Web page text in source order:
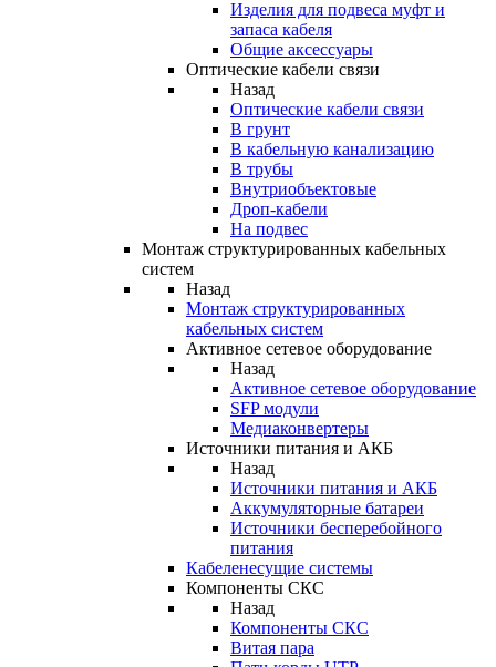
Изделия для подвеса муфт и
запаса кабеля
Общие аксессуары
Оптические кабели связи
Назад
Оптические кабели связи
В грунт
В кабельную канализацию
В трубы
Внутриобъектовые
Дроп-кабели
На подвес
Монтаж структурированных кабельных
систем
Назад
Монтаж структурированных
кабельных систем
Активное сетевое оборудование
Назад
Активное сетевое оборудование
SFP модули
Медиаконвертеры
Источники питания и АКБ
Назад
Источники питания и АКБ
Аккумуляторные батареи
Источники бесперебойного
питания
Кабеленесущие системы
Компоненты СКС
Назад
Компоненты СКС
Витая пара